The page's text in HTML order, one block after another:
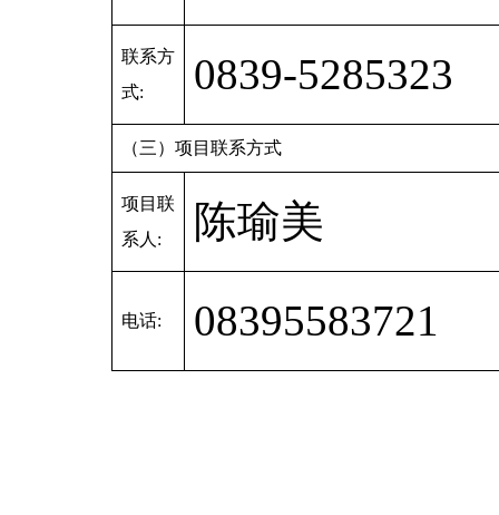
联系方
式:
0839-5285323
（三）项目联系方式
项目联
系人:
陈瑜美
电话: 08395583721